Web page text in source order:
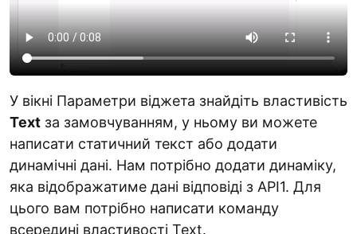
У вікні Параметри віджета знайдіть властивість
Text за замовчуванням, у ньому ви можете
написати статичний текст або додати
динамічні дані. Нам потрібно додати динаміку,
яка відображатиме дані відповіді з API1. Для
цього вам потрібно написати команду
всередині властивості Text.